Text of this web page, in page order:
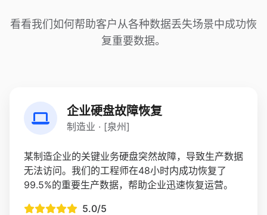
看看我们如何帮助客户从各种数据丢失场景中成功恢
复重要数据。
企业硬盘故障恢复
制造业 · [泉州]
某制造企业的关键业务硬盘突然故障，导致生产数据
无法访问。我们的工程师在48小时内成功恢复了
99.5%的重要生产数据，帮助企业迅速恢复运营。
5.0/5